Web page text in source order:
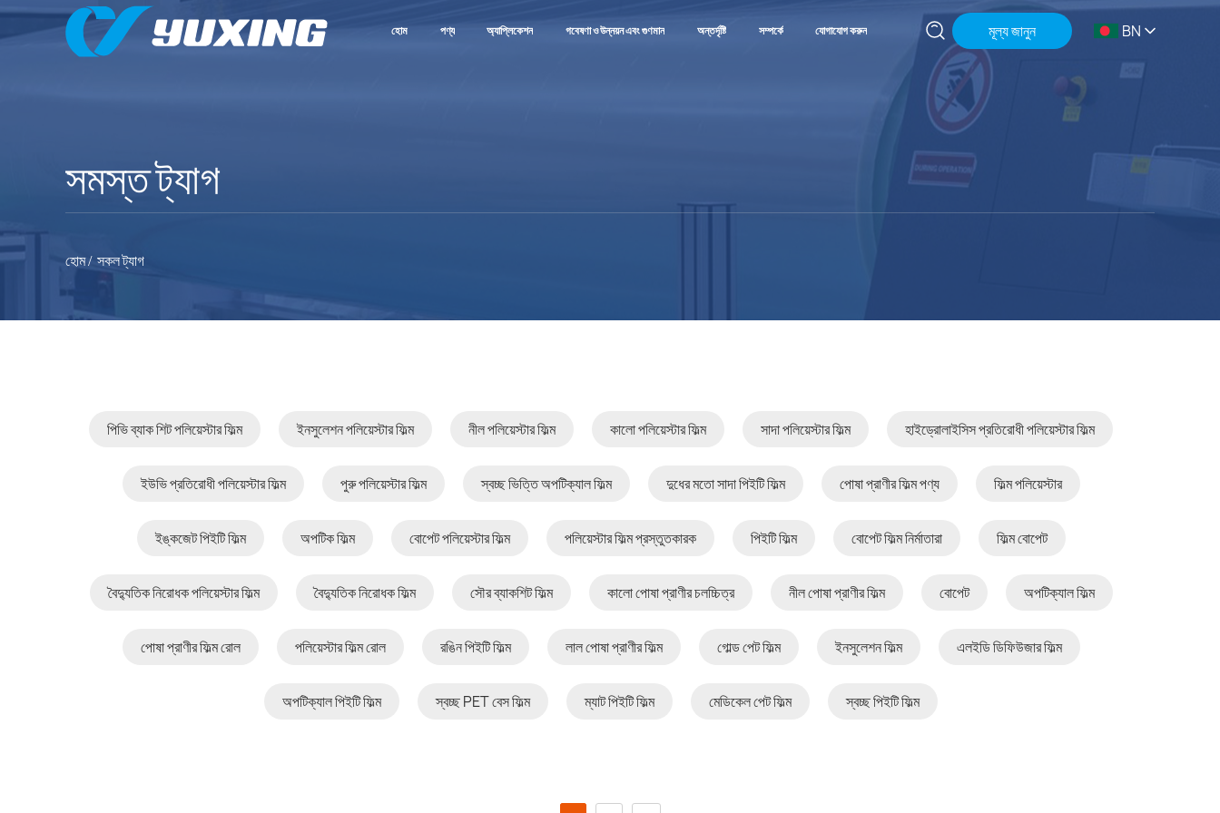
হোম পণ্য অ্যাপ্লিকেশন গবেষণা ও উন্নয়ন এবং গুণমান অন্তর্দৃষ্টি সম্পর্কে যোগাযোগ করুন মূল্য জানুন BN
হোম সকল ট্যাগ
সমস্ত ট্যাগ
পিভি ব্যাক শিট পলিয়েস্টার ফিল্ম ইনসুলেশন পলিয়েস্টার ফিল্ম নীল পলিয়েস্টার ফিল্ম কালো পলিয়েস্টার ফিল্ম সাদা পলিয়েস্টার ফিল্ম হাইড্রোলাইসিস প্রতিরোধী পলিয়েস্টার ফিল্ম
ইউভি প্রতিরোধী পলিয়েস্টার ফিল্ম পুরু পলিয়েস্টার ফিল্ম স্বচ্ছ ভিত্তি অপটিক্যাল ফিল্ম দুধের মতো সাদা পিইটি ফিল্ম পোষা প্রাণীর ফিল্ম পণ্য ফিল্ম পলিয়েস্টার
ইঙ্কজেট পিইটি ফিল্ম অপটিক ফিল্ম বোপেট পলিয়েস্টার ফিল্ম পলিয়েস্টার ফিল্ম প্রস্তুতকারক পিইটি ফিল্ম বোপেট ফিল্ম নির্মাতারা ফিল্ম বোপেট
বৈদ্যুতিক নিরোধক পলিয়েস্টার ফিল্ম বৈদ্যুতিক নিরোধক ফিল্ম সৌর ব্যাকশিট ফিল্ম কালো পোষা প্রাণীর চলচ্চিত্র নীল পোষা প্রাণীর ফিল্ম বোপেট অপটিক্যাল ফিল্ম
পোষা প্রাণীর ফিল্ম রোল পলিয়েস্টার ফিল্ম রোল রঙিন পিইটি ফিল্ম লাল পোষা প্রাণীর ফিল্ম গোল্ড পেট ফিল্ম ইনসুলেশন ফিল্ম এলইডি ডিফিউজার ফিল্ম
অপটিক্যাল পিইটি ফিল্ম স্বচ্ছ PET বেস ফিল্ম ম্যাট পিইটি ফিল্ম মেডিকেল পেট ফিল্ম স্বচ্ছ পিইটি ফিল্ম